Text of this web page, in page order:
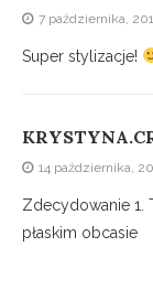
7 października,
Super stylizacje!
14 października,
Zdecydowanie 1.
płaskim obcasie